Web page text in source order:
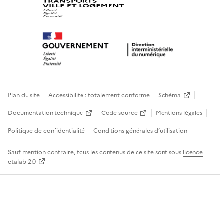
Plan du site Accessibilité : totalement conforme
Schéma
Documentation technique
Code source
Mentions légales
Politique de confidentialité
Conditions générales d’utilisation
Sauf mention contraire, tous les contenus de ce site sont sous licence
etalab-2.0